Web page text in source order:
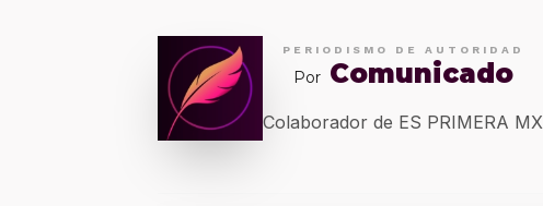
PERIODISMO DE AUTORIDAD
Por Comunicado
Colaborador de ES PRIMERA MX